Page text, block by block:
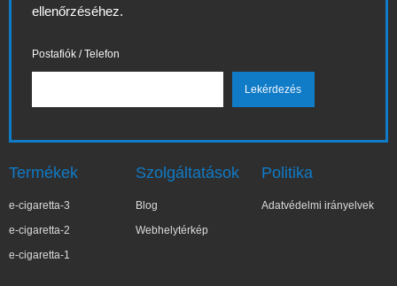
ellenőrzéséhez.
Postafiók / Telefon
Termékek
e-cigaretta-3
e-cigaretta-2
e-cigaretta-1
Szolgáltatások
Blog
Webhelytérkép
Politika
Adatvédelmi irányelvek